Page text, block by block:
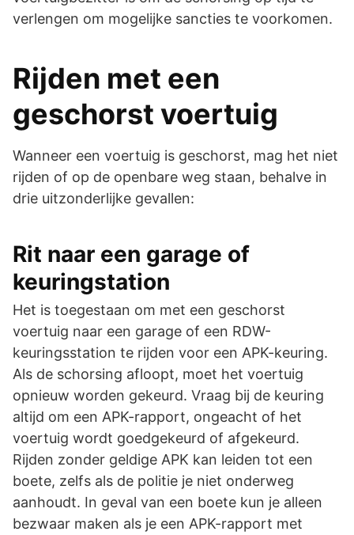
verlengen om mogelijke sancties te voorkomen.
Rijden met een
geschorst voertuig
Wanneer een voertuig is geschorst, mag het niet
rijden of op de openbare weg staan, behalve in
drie uitzonderlijke gevallen:
Rit naar een garage of
keuringstation
Het is toegestaan om met een geschorst
voertuig naar een garage of een RDW-
keuringsstation te rijden voor een APK-keuring.
Als de schorsing afloopt, moet het voertuig
opnieuw worden gekeurd. Vraag bij de keuring
altijd om een APK-rapport, ongeacht of het
voertuig wordt goedgekeurd of afgekeurd.
Rijden zonder geldige APK kan leiden tot een
boete, zelfs als de politie je niet onderweg
aanhoudt. In geval van een boete kun je alleen
bezwaar maken als je een APK-rapport met